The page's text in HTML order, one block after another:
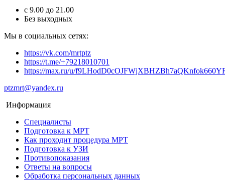
с 9.00 до 21.00
Без выходных
Мы в социальных сетях:
https://vk.com/mrtptz
https://t.me/+79218010701
https://max.ru/u/
ptzmrt@yandex.ru
Информация
Специалисты
Подготовка к МРТ
Как проходит процедура МРТ
Подготовка к УЗИ
Противопоказания
Ответы на вопросы
Обработка персональных данных